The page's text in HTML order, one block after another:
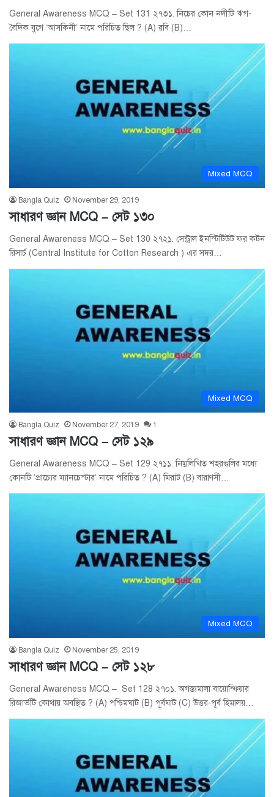
General Awareness MCQ – Set 131 ২৭৩১. নিচের কোন নদীটি ঋগ-
বৈদিক যুগে ‘আসকিনী’ নামে পরিচিত ছিল ? (A) রবি (B)…
Mixed MCQ
Bangla Quiz November 29, 2019
সাধারণ জ্ঞান MCQ – সেট ১৩০
General Awareness MCQ – Set 130 ২৭২১. সেন্ট্রাল ইনস্টিটিউট ফর কটন
রিসার্চ (Central Institute for Cotton Research ) এর সদর…
Mixed MCQ
Bangla Quiz November 27, 2019 1
সাধারণ জ্ঞান MCQ – সেট ১২৯
General Awareness MCQ – Set 129 ২৭১১. নিম্নলিখিত শহরগুলির মধ্যে
কোনটি ‘প্রাচ্যের ম্যানচেস্টার’ নামে পরিচিত ? (A) মিরাট (B) বারাণসী…
Mixed MCQ
Bangla Quiz November 25, 2019
সাধারণ জ্ঞান MCQ – সেট ১২৮
General Awareness MCQ – Set 128 ২৭০১. অগস্ত্যমালা বায়োস্ফিয়ার
রিজার্ভটি কোথায় অবস্থিত ? (A) পশ্চিমঘাট (B) পূর্বঘাট (C) উত্তর-পূর্ব হিমালয়…